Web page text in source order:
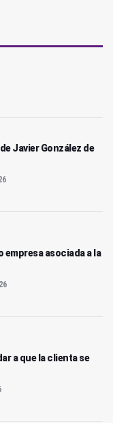
Javier González de
asociada a la
a que la clienta se